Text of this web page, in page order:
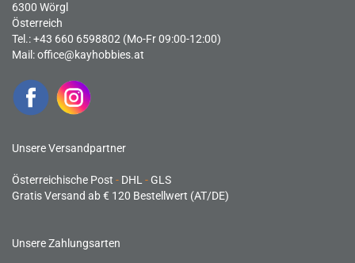
6300 Wörgl
Österreich
Tel.: +43 660 6598802 (Mo-Fr 09:00-12:00)
Mail:office@kayhobbies.at
Unsere Versandpartner
Österreichische Post - DHL -GLS
Gratis Versand ab € 120 Bestellwert (AT/DE)
Unsere Zahlungsarten